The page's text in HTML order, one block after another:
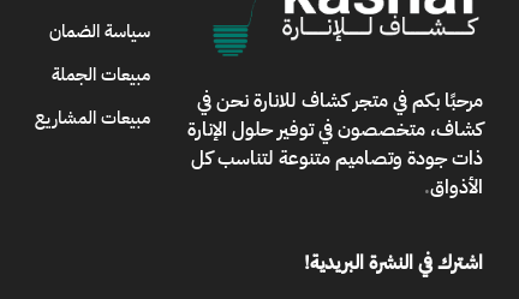
مرحبًا بكم فيمتجر كشاف للانارةنحن في
كشاف، متخصصون في توفير حلول الإنارة
ذات جودة وتصاميم متنوعة لتناسب كل
الأذواق.
اشترك في النشرة البريدية!
سياسة الضمان
مبيعات الجملة
مبيعات المشاريع